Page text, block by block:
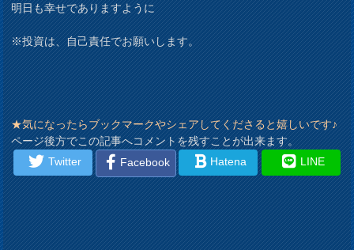
明日も幸せでありますように
※投資は、自己責任でお願いします。
★気になったらブックマークやシェアしてくださると嬉しいです♪
ページ後方でこの記事へコメントを残すことが出来ます。
Twitter
Facebook Hatena LINE